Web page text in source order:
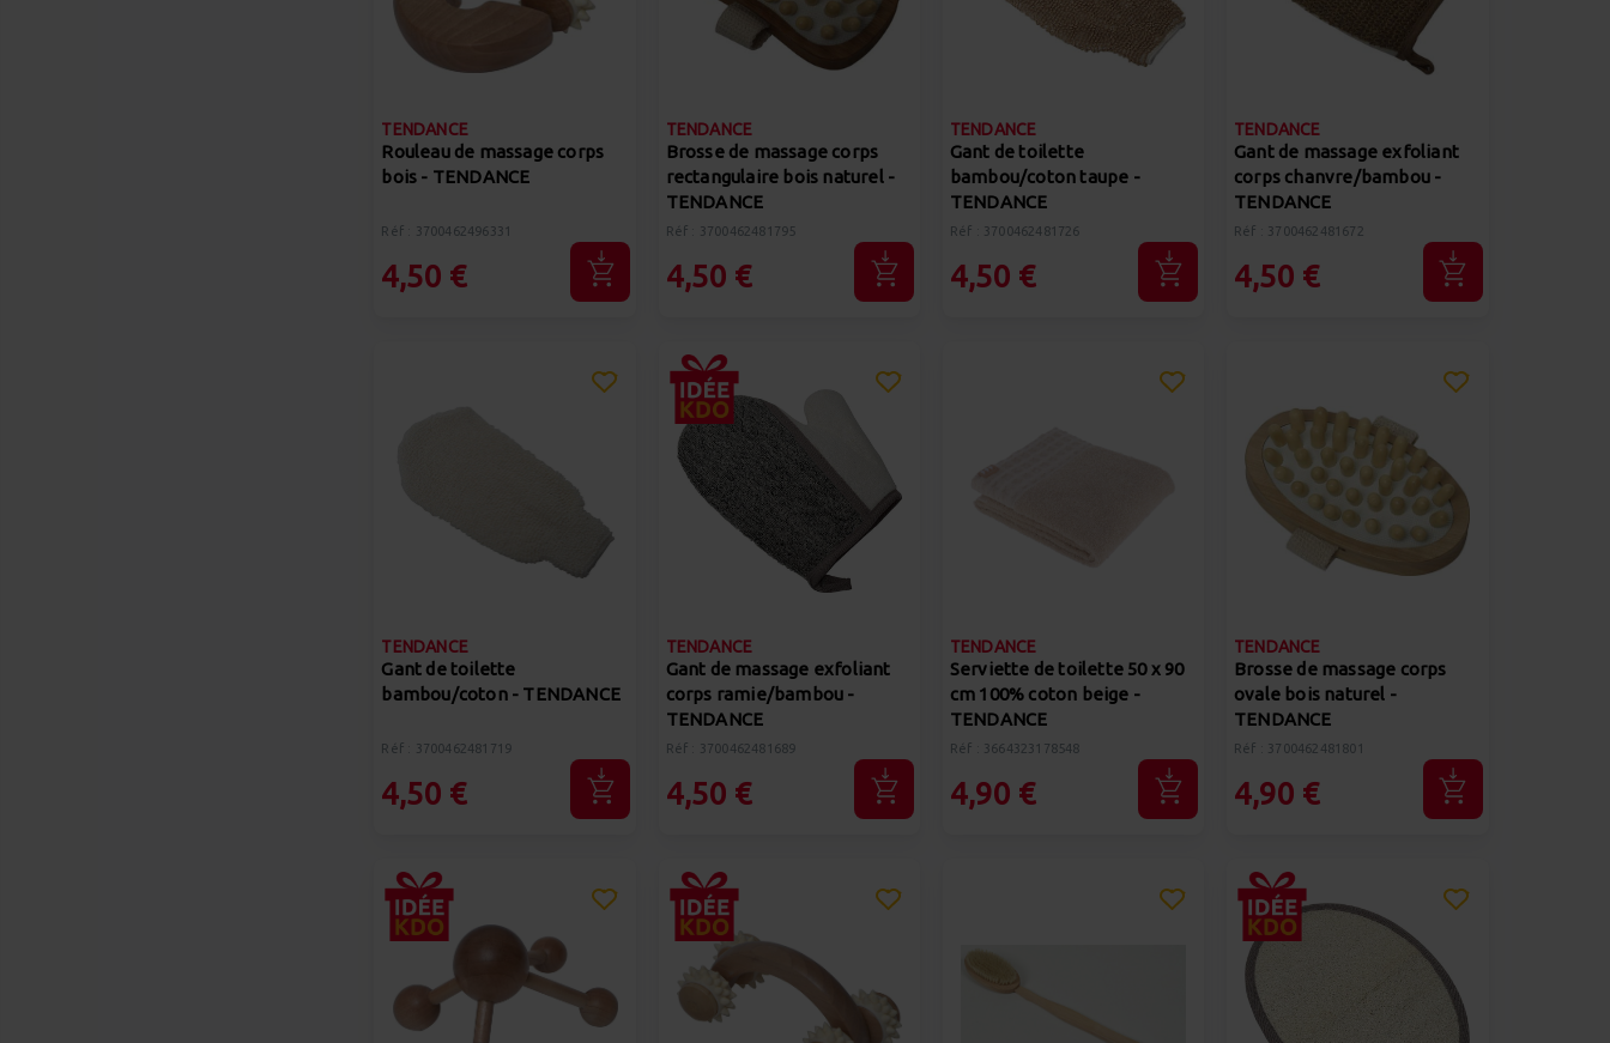
TENDANCE
Rouleau de massage corps
bois - TENDANCE
Réf : 3700462496331
4,50 €
TENDANCE
Brosse de massage corps
rectangulaire bois naturel -
TENDANCE
Réf : 3700462481795
4,50 €
TENDANCE
Gant de toilette
bambou/coton taupe -
TENDANCE
Réf : 3700462481726
4,50 €
TENDANCE
Gant de massage exfoliant
corps chanvre/bambou -
TENDANCE
Réf : 3700462481672
4,50 €
TENDANCE
Gant de toilette
bambou/coton - TENDANCE
Réf : 3700462481719
4,50 €
TENDANCE
Gant de massage exfoliant
corps ramie/bambou -
TENDANCE
Réf : 3700462481689
4,50 €
TENDANCE
Serviette de toilette 50 x 90
cm 100% coton beige -
TENDANCE
Réf : 3664323178548
4,90 €
TENDANCE
Brosse de massage corps
ovale bois naturel -
TENDANCE
Réf : 3700462481801
4,90 €